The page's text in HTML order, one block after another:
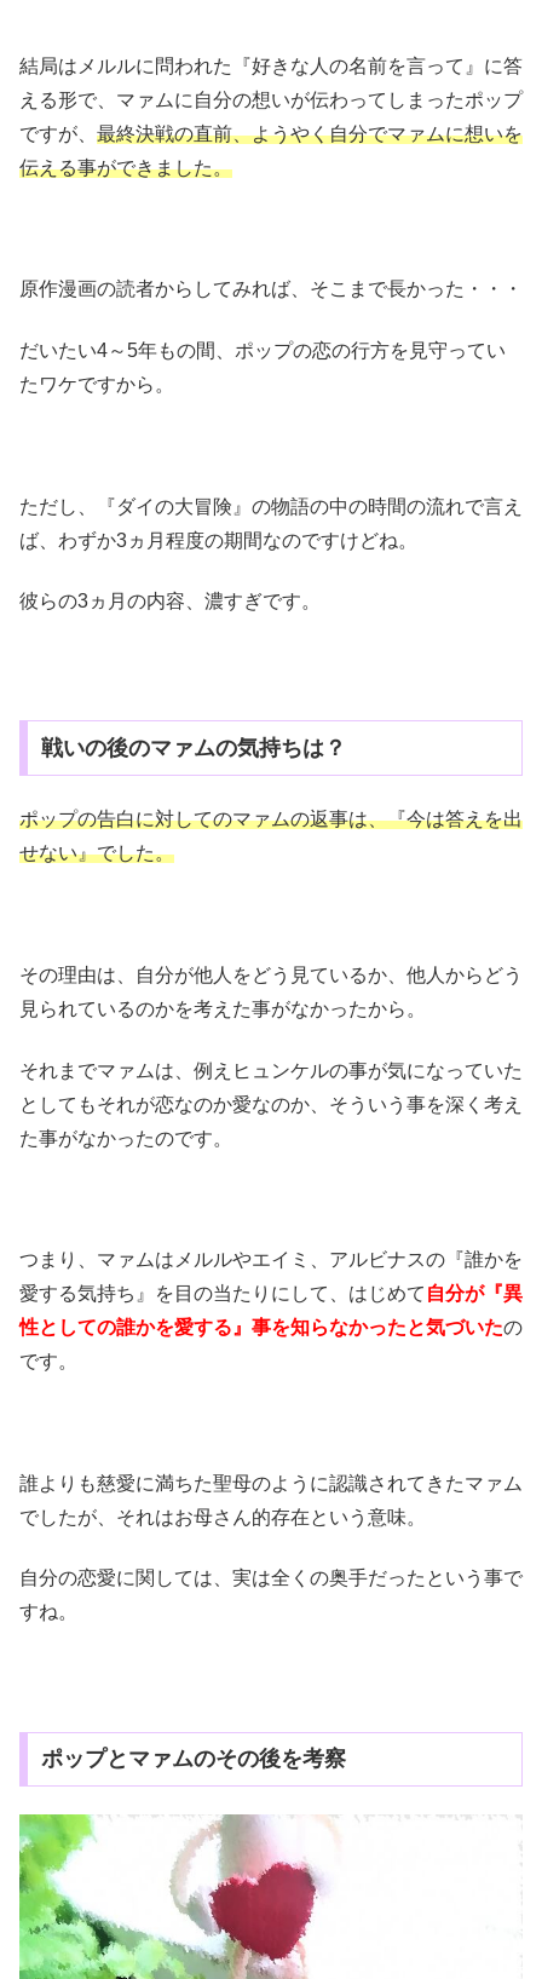
結局はメルルに問われた『好きな人の名前を言って』に答
える形で、マァムに自分の想いが伝わってしまったポップ
ですが、 最終決戦の直前、ようやく自分でマァムに想いを
伝える事ができました。
原作漫画の読者からしてみれば、そこまで長かった・・・
だいたい4～5年もの間、ポップの恋の行方を見守ってい
たワケですから。
ただし、『ダイの大冒険』の物語の中の時間の流れで言え
ば、わずか3ヵ月程度の期間なのですけどね。
彼らの3ヵ月の内容、濃すぎです。
戦いの後のマァムの気持ちは？
ポップの告白に対してのマァムの返事は、『今は答えを出
せない』でした。
その理由は、自分が他人をどう見ているか、他人からどう
見られているのかを考えた事がなかったから。
それまでマァムは、例えヒュンケルの事が気になっていた
としてもそれが恋なのか愛なのか、そういう事を深く考え
た事がなかったのです。
つまり、マァムはメルルやエイミ、アルビナスの『誰かを
愛する気持ち』を目の当たりにして、はじめて 自分が『異
性としての誰かを愛する』事を知らなかったと気づいたの
です。
誰よりも慈愛に満ちた聖母のように認識されてきたマァム
でしたが、それはお母さん的存在という意味。
自分の恋愛に関しては、実は全くの奥手だったという事で
すね。
ポップとマァムのその後を考察